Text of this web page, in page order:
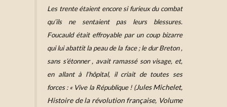
Les trente étaient encore si furieux du combat
qu’ils ne sentaient pas leurs blessures.
Foucauld était effroyable par un coup bizarre
qui lui abattit la peau de la face ; le dur Breton ,
sans s’étonner , avait ramassé son visage, et,
en allant à l’hôpital, il criait de toutes ses
forces : « Vive la République! (Jules Michelet,
Histoire de la révolution française, Volume